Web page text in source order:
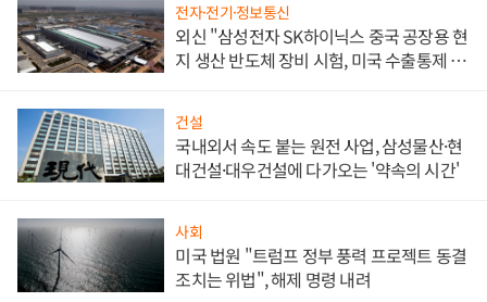
전자·전기·정보통신
외신 "삼성전자 SK하이닉스 중국 공장용 현
지 생산 반도체 장비 시험, 미국 수출통제 대
건설
국내외서 속도 붙는 원전 사업, 삼성물산·현
대건설·대우건설에 다가오는 '약속의 시간'
사회
미국 법원 "트럼프 정부 풍력 프로젝트 동결
조치는 위법", 해제 명령 내려